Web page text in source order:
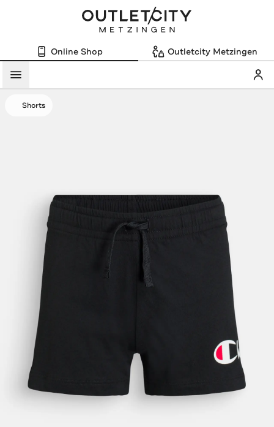
Online Shop Outletcity Metzingen
Menü
Shorts